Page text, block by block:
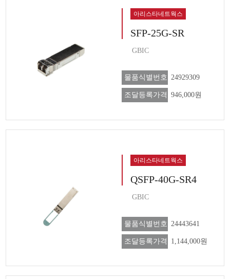
아리스타네트웍스
SFP-25G-SR
GBIC
물품식별번호 24929309
조달등록가격 946,000원
아리스타네트웍스
QSFP-40G-SR4
GBIC
물품식별번호 24443641
조달등록가격 1,144,000원